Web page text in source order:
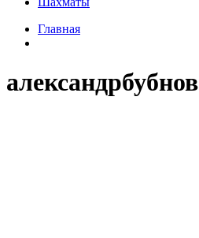
Главная
александрбубнов